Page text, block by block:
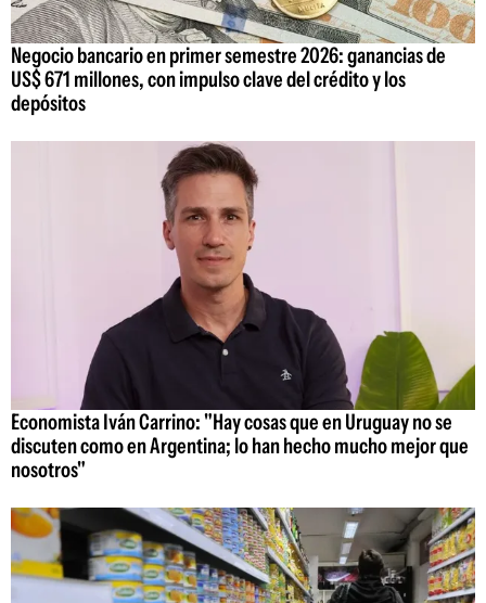
Negocio bancario en primer semestre 2026: ganancias de
US$ 671 millones, con impulso clave del crédito y los
depósitos
Economista Iván Carrino: "Hay cosas que en Uruguay no se
discuten como en Argentina; lo han hecho mucho mejor que
nosotros"